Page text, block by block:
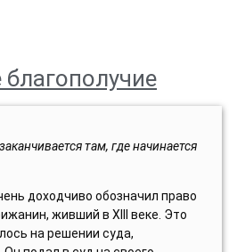
там, где начинается
доходчиво обозначил право
живший в XIII веке. Это
на решении суда,